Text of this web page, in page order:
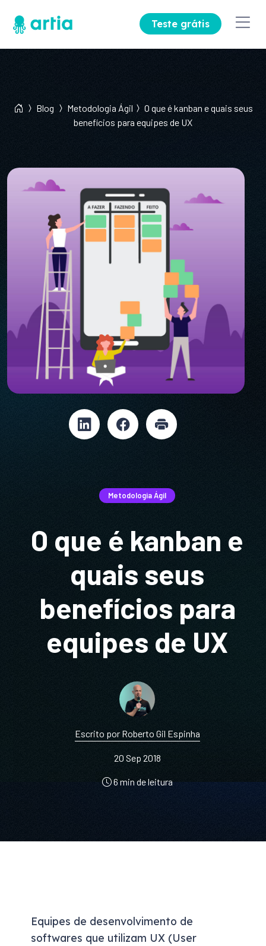
Teste grátis
Blog Metodologia Ágil
O que é kanban e quais seus
benefícios para equipes de UX
Metodologia Ágil
O que é kanban e
quais seus
benefícios para
equipes de UX
Escrito por Roberto Gil Espinha
20 Sep 2018
6 min de leitura
Equipes de desenvolvimento de
softwares que utilizam UX (User